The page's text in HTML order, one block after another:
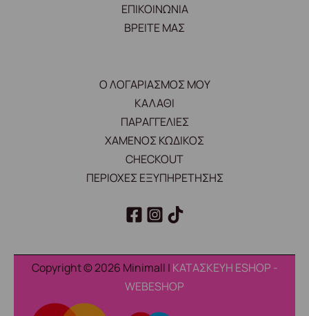
ΕΠΙΚΟΙΝΩΝΙΑ
ΒΡΕΙΤΕ ΜΑΣ
Ο ΛΟΓΑΡΙΑΣΜΟΣ ΜΟΥ
ΚΑΛΑΘΙ
ΠΑΡΑΓΓΕΛΙΕΣ
ΧΑΜΕΝΟΣ ΚΩΔΙΚΟΣ
CHECKOUT
ΠΕΡΙΟΧΕΣ ΕΞΥΠΗΡΕΤΗΣΗΣ
Copyright © 2026 Minimall | ΚΑΤΑΣΚΕΥΗ ESHOP -
WEBESHOP